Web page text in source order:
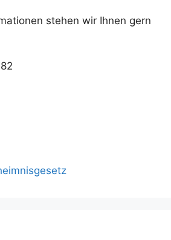
stehen wir Ihnen gern